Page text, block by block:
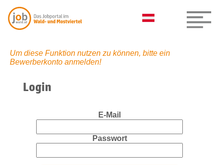
Um diese Funktion nutzen zu können, bitte ein
Bewerberkonto anmelden!
Login
E-Mail
Passwort